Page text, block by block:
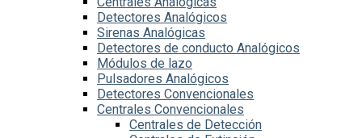
Detectores Analógicos
Sirenas Analógicas
Detectores de conducto Analógicos
Módulos de lazo
Pulsadores Analógicos
Detectores Convencionales
Centrales Convencionales
Centrales de Detección